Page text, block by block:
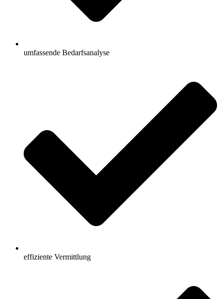
umfassende Bedarfsanalyse
effiziente Vermittlung